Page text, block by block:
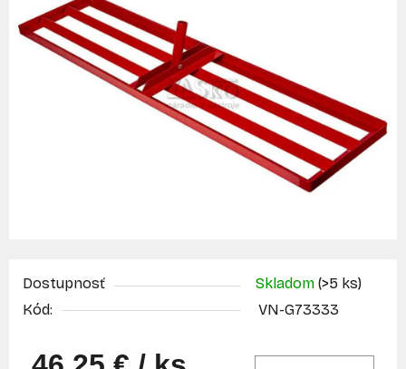
Dostupnosť Skladom (>5 ks)
Kód:
VN-G73333